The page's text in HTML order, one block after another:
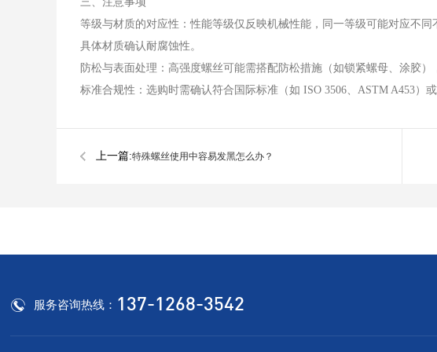
等级与材质的对应性：性能等级仅反映机械性能，同一等级可能对应不
具体材质确认耐腐蚀性。
防松与表面处理：高强度螺丝可能需搭配防松措施（如锁紧螺母、涂胶
标准合规性：选购时需确认符合国际标准（如 ISO 3506、ASTM A453）
上一篇:特殊螺丝使用中容易发黑怎么办？
服务咨询热线： 137-1268-3542